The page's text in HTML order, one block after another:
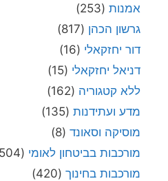
אמנות (253)
גרשון הכהן (817)
דור יחזקאלי (16)
דניאל יחזקאלי (15)
ללא קטגוריה (162)
מדע ועתידנות (135)
מוסיקה וסאונד (8)
מורכבות בביטחון לאומי (4,504)
מורכבות בחינוך (420)